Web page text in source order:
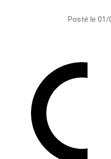
Posté le 01/